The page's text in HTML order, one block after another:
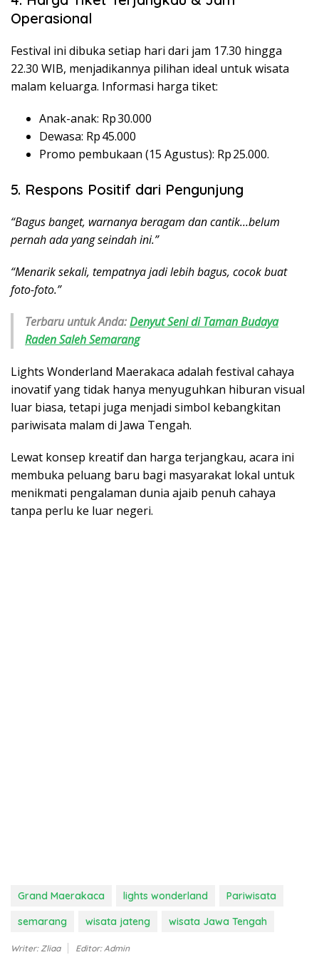
Operasional
Festival ini dibuka setiap hari dari jam 17.30 hingga
22.30 WIB, menjadikannya pilihan ideal untuk wisata
malam keluarga. Informasi harga tiket:
Anak-anak: Rp 30.000
Dewasa: Rp 45.000
Promo pembukaan (15 Agustus): Rp 25.000.
5. Respons Positif dari Pengunjung
“Bagus banget, warnanya beragam dan cantik…belum
pernah ada yang seindah ini.”
“Menarik sekali, tempatnya jadi lebih bagus, cocok buat
foto-foto.”
Terbaru untuk Anda:Denyut Seni di Taman Budaya
Raden Saleh Semarang
Lights Wonderland Maerakaca adalah festival cahaya
inovatif yang tidak hanya menyuguhkan hiburan visual
luar biasa, tetapi juga menjadi simbol kebangkitan
pariwisata malam di Jawa Tengah.
Lewat konsep kreatif dan harga terjangkau, acara ini
membuka peluang baru bagi masyarakat lokal untuk
menikmati pengalaman dunia ajaib penuh cahaya
tanpa perlu ke luar negeri.
Grand Maerakaca lights wonderland
Pariwisata
semarang
wisata jateng wisata Jawa Tengah
Writer: Zliaa Editor: Admin